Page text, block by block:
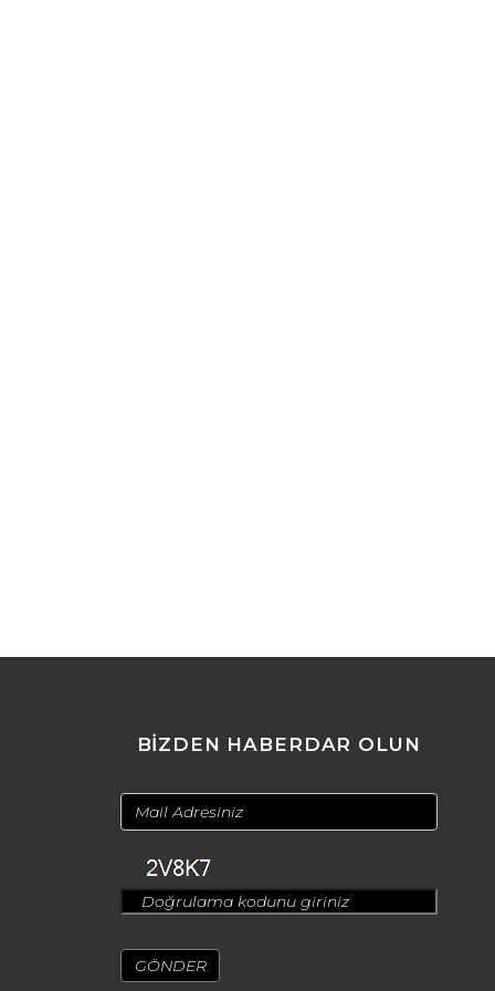
BİZDEN HABERDAR OLUN